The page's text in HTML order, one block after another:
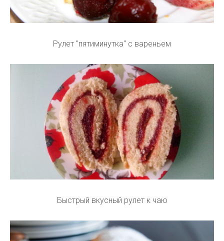
Рулет "пятиминутка" с вареньем
Быстрый вкусный рулет к чаю